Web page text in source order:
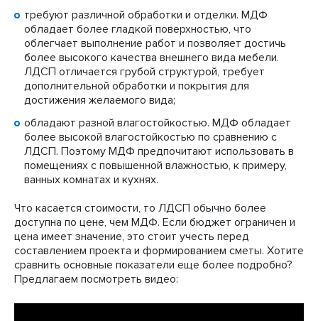
требуют различной обработки и отделки. МДФ
обладает более гладкой поверхностью, что
облегчает выполнение работ и позволяет достичь
более высокого качества внешнего вида мебели.
ЛДСП отличается грубой структурой, требует
дополнительной обработки и покрытия для
достижения желаемого вида;
обладают разной влагостойкостью. МДФ обладает
более высокой влагостойкостью по сравнению с
ЛДСП. Поэтому МДФ предпочитают использовать в
помещениях с повышенной влажностью, к примеру,
ванных комнатах и кухнях.
Что касается стоимости, то ЛДСП обычно более
доступна по цене, чем МДФ. Если бюджет ограничен и
цена имеет значение, это стоит учесть перед
составлением проекта и формированием сметы. Хотите
сравнить основные показатели еще более подробно?
Предлагаем посмотреть видео: